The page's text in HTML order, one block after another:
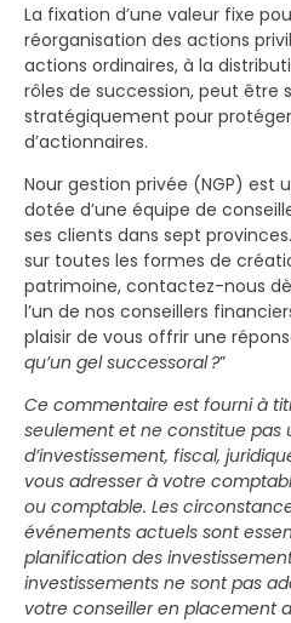
La fixation d’une valeur fixe
réorganisation des actions
actions ordinaires, à la
rôles de succession, peut être
stratégiquement pour
d’actionnaires.
Nour gestion privée (NGP) est
dotée d’une équipe de
ses clients dans sept
sur toutes les formes de
patrimoine, contactez-nous
l’un de nos conseillers
plaisir de vous offrir une
qu’un gel successoral ?”
Ce commentaire est fourni à
seulement et ne constitue pas
d’investissement, fiscal,
vous adresser à votre
ou comptable. Les
événements actuels sont
planification des
investissements ne sont pas
votre conseiller en placement